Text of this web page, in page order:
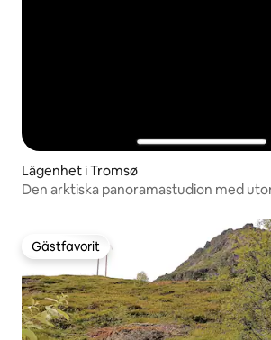
Lägenhet i Tromsø
Den arktiska panoramastudion med
Gästfavorit
Gästfavorit